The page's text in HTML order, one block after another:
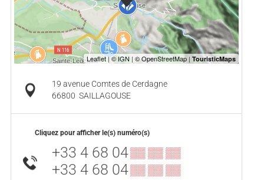
19 avenue Comtes de Cerdagne
66800 SAILLAGOUSE
Cliquez pour afficher le(s) numéro(s)
+33 4 68 04▒▒ ▒▒ ▒▒
+33 4 68 04▒▒ ▒▒ ▒▒